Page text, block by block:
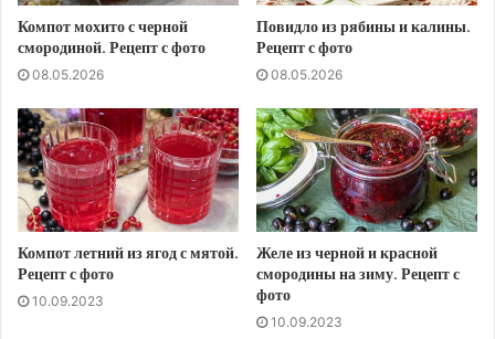
Компот мохито с черной
смородиной. Рецепт с фото
08.05.2026
Повидло из рябины и калины.
Рецепт с фото
08.05.2026
Компот летний из ягод с мятой.
Рецепт с фото
10.09.2023
Желе из черной и красной
смородины на зиму. Рецепт с
фото
10.09.2023